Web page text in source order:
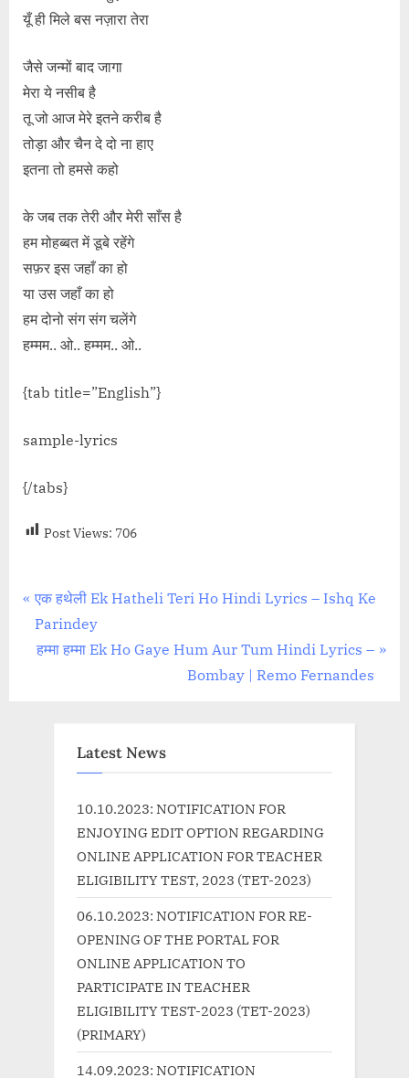
यूँ ही मिले बस नज़ारा तेरा
जैसे जन्मों बाद जागा
मेरा ये नसीब है
तू जो आज मेरे इतने करीब है
तोड़ा और चैन दे दो ना हाए
इतना तो हमसे कहो
के जब तक तेरी और मेरी साँस है
हम मोहब्बत में डूबे रहेंगे
सफ़र इस जहाँ का हो
या उस जहाँ का हो
हम दोनो संग संग चलेंगे
हम्मम.. ओ.. हम्मम.. ओ..
{tab title=”English”}
sample-lyrics
{/tabs}
Post Views: 706
Post
navigation
P
r
e
एक हथेली Ek Hatheli Teri Ho Hindi Lyrics – Ishq Ke
Parindey
N
हम्मा हम्मा Ek Ho Gaye Hum Aur Tum Hindi Lyrics –
Bombay | Remo Fernandes
Latest News
10.10.2023: NOTIFICATION FOR
ENJOYING EDIT OPTION REGARDING
ONLINE APPLICATION FOR TEACHER
ELIGIBILITY TEST, 2023 (TET-2023)
06.10.2023: NOTIFICATION FOR RE-
OPENING OF THE PORTAL FOR
ONLINE APPLICATION TO
PARTICIPATE IN TEACHER
ELIGIBILITY TEST-2023 (TET-2023)
(PRIMARY)
14.09.2023: NOTIFICATION